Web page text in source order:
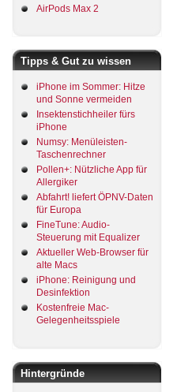
AirPods Max 2
Tipps & Gut zu wissen
iPhone im Sommer: Hitze
und Sonne vermeiden
Insektenstichheiler fürs
iPhone
Numsy: Menüleisten-
Taschenrechner
Pollen+: Nützliche App für
Allergiker
Abfahrt! liefert ÖPNV-Daten
für Europa
FineTune: Audio-
Steuerung mit Equalizer
Aktueller Web-Browser für
alte Macs
iPhone: Reinigung und
Desinfektion
Kostenfreie Mac-
Gelegenheitsspiele
Hintergründe